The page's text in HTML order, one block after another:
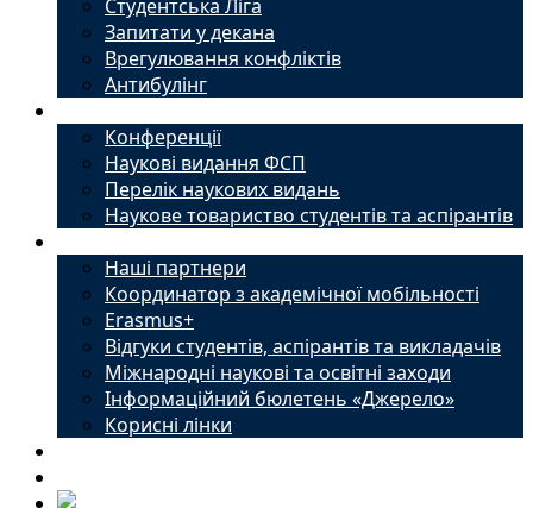
Студентська Ліга
Запитати у декана
Врегулювання конфліктів
Антибулінг
Конференції
Наукові видання ФСП
Перелік наукових видань
Наукове товариство студентів та аспірантів
Наші партнери
Координатор з академічної мобільності
Erasmus+
Відгуки студентів, аспірантів та викладачів
Міжнародні наукові та освітні заходи
Інформаційний бюлетень «Джерело»
Корисні лінки